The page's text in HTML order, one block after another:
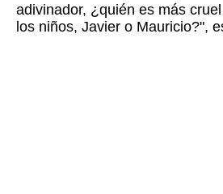
adivinador, ¿quién es más
los niños, Javier o Mauricio?",